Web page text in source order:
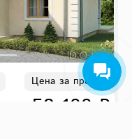
Цена за проект
58 100 ₽